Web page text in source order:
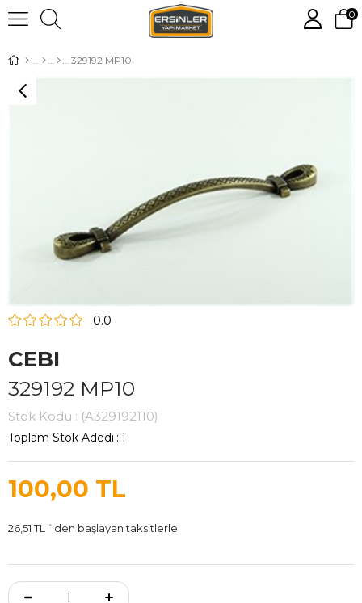
0
329192 MP10
0.0
CEBI
329192 MP10
Stok Kodu (A329192110)
Toplam Stok Adedi : 1
100,00 TL
26,51 TL `den başlayan taksitlerle